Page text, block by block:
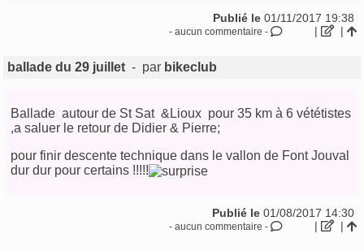
Publié le 01/11/2017 19:38
- aucun commentaire - | |
ballade du 29 juillet - par bikeclub
Ballade autour de St Sat &Lioux pour 35 km à 6 vététistes
,a saluer le retour de Didier & Pierre;
pour finir descente technique dans le vallon de Font Jouval
dur dur pour certains !!!!!
Publié le 01/08/2017 14:30
- aucun commentaire - | |